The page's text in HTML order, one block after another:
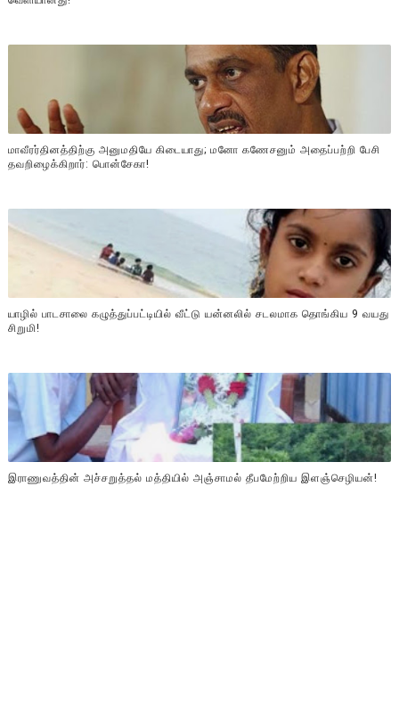
மாவீரர்தினத்திற்கு அனுமதியே கிடையாது; மனோ கணேசனும் அதைப்பற்றி பேசி
தவறிழைக்கிறார்: பொன்சேகா!
யாழில் பாடசாலை கழுத்துப்பட்டியில் வீட்டு யன்னலில் சடலமாக தொங்கிய 9 வயது
சிறுமி!
இராணுவத்தின் அச்சறுத்தல் மத்தியில் அஞ்சாமல் தீபமேற்றிய இளஞ்செழியன்!